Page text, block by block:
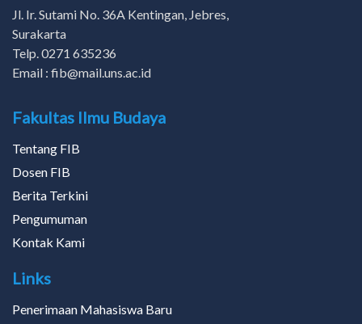
Jl. Ir. Sutami No. 36A Kentingan, Jebres,
Surakarta
Telp. 0271 635236
Email : fib@mail.uns.ac.id
Fakultas Ilmu Budaya
Tentang FIB
Dosen FIB
Berita Terkini
Pengumuman
Kontak Kami
Links
Penerimaan Mahasiswa Baru